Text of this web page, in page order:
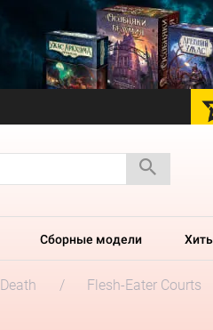
Сборные модели
Death
Flesh-Eater Courts